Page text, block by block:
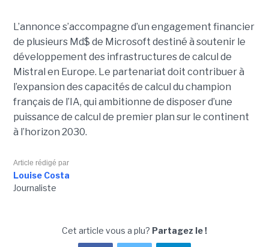
L’annonce s’accompagne d’un engagement financier
de plusieurs Md$ de Microsoft destiné à soutenir le
développement des infrastructures de calcul de
Mistral en Europe. Le partenariat doit contribuer à
l’expansion des capacités de calcul du champion
français de l’IA, qui ambitionne de disposer d’une
puissance de calcul de premier plan sur le continent
à l’horizon 2030.
Article rédigé par
Louise Costa
Journaliste
Cet article vous a plu? Partagez le !